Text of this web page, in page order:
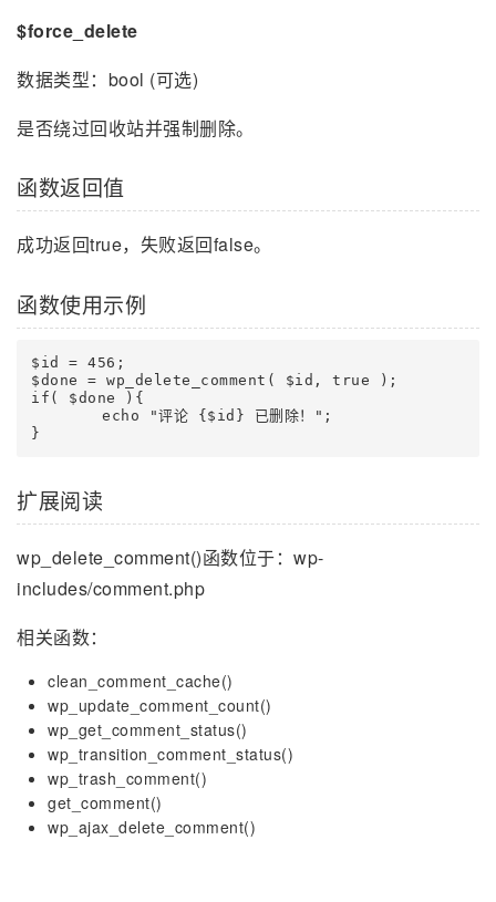
$force_delete
数据类型：bool (可选)
是否绕过回收站并强制删除。
函数返回值
成功返回true，失败返回false。
函数使用示例
$id = 456;
$done = wp_delete_comment( $id, true );
if( $done ){
	echo "评论 {$id} 已删除！";
扩展阅读
wp_delete_comment()函数位于：wp-
includes/comment.php
相关函数：
clean_comment_cache()
wp_update_comment_count()
wp_get_comment_status()
wp_transition_comment_status()
wp_trash_comment()
get_comment()
wp_ajax_delete_comment()